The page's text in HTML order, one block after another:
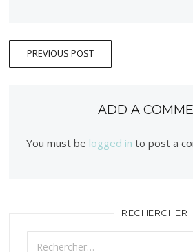
PREVIOUS POST
ADD A
You must be logged in to post a
RECHERCHER
Rechercher :